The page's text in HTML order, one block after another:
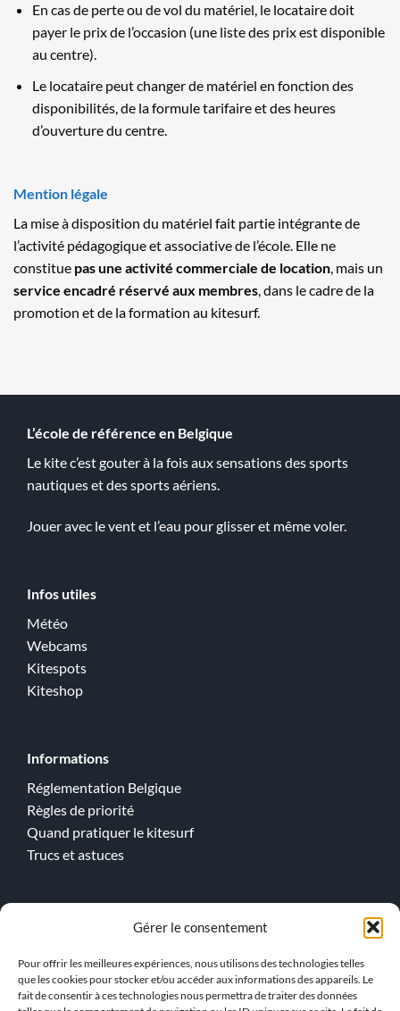
Gérer le consentement
Pour offrir les meilleures expériences, nous utilisons des technologies telles
que les cookies pour stocker et/ou accéder aux informations des appareils. Le
fait de consentir à ces technologies nous permettra de traiter des données
En cas de perte ou de vol du matériel, le locataire doit
payer le prix de l’occasion (une liste des prix est disponible
au centre).
Le locataire peut changer de matériel en fonction des
disponibilités, de la formule tarifaire et des heures
d’ouverture du centre.
Mention légale
La mise à disposition du matériel fait partie intégrante de
l’activité pédagogique et associative de l’école. Elle ne
constitue pas une activité commerciale de location , mais un
service encadré réservé aux membres , dans le cadre de la
promotion et de la formation au kitesurf.
L’école de référence en Belgique
Le kite c’est gouter à la fois aux sensations des sports
nautiques et des sports aériens.
Jouer avec le vent et l’eau pour glisser et même voler.
Infos utiles
Météo
Webcams
Kitespots
Kiteshop
Informations
Réglementation Belgique
Règles de priorité
Quand pratiquer le kitesurf
Trucs et astuces
Wingfoil